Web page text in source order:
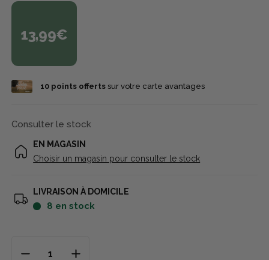
13,99€
10points offertssur votre carte avantages
Consulter le stock
EN MAGASIN
Choisir un magasin pour consulter le stock
LIVRAISON À DOMICILE
8 en stock